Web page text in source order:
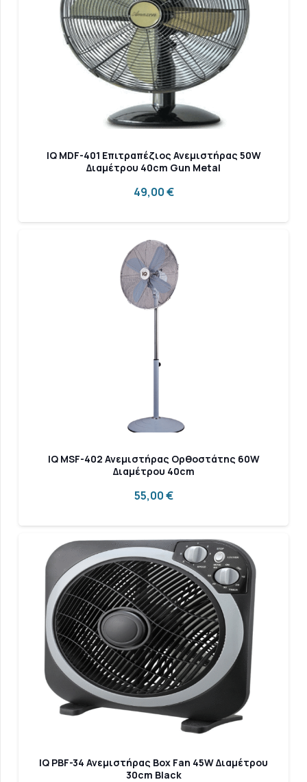
IQ MDF-401 Επιτραπέζιος Ανεμιστήρας 50W
Διαμέτρου 40cm Gun Metal
49,00€
IQ MSF-402 Ανεμιστήρας Ορθοστάτης 60W
Διαμέτρου 40cm
55,00€
IQ PBF-34 Ανεμιστήρας Box Fan 45W Διαμέτρου
30cm Black